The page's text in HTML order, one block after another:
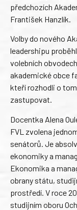
předchozích
František Hanzlík.
Volby do nového
leadershipu
volebních
akademické obce
kteří rozhodli o
zastupovat.
Docentka Alena
FVL zvolena
senátorů. Je
ekonomiky a
Ekonomika a
obrany státu,
prostředí. V roce
studijním oboru